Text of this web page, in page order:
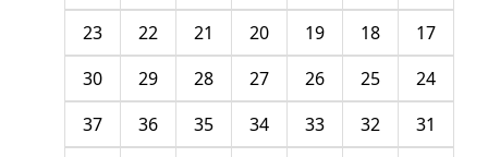
17
18
19
20
21
22
23
24
25
26
27
28
29
30
31
32
33
34
35
36
37